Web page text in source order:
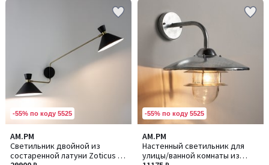
-55% по коду 5525
AM.PM
Светильник двойной из
состаренной латуни Zoticus /
4,1
/ 5
-55% по коду 5525
AM.PM
Настенный светильник для
улицы/ванной комнаты из
4
/
5